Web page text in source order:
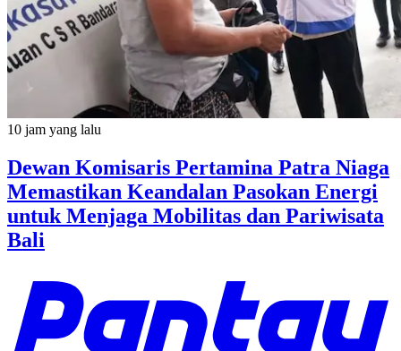
10 jam yang lalu
Dewan Komisaris Pertamina Patra Niaga
Memastikan Keandalan Pasokan Energi
untuk Menjaga Mobilitas dan Pariwisata
Bali